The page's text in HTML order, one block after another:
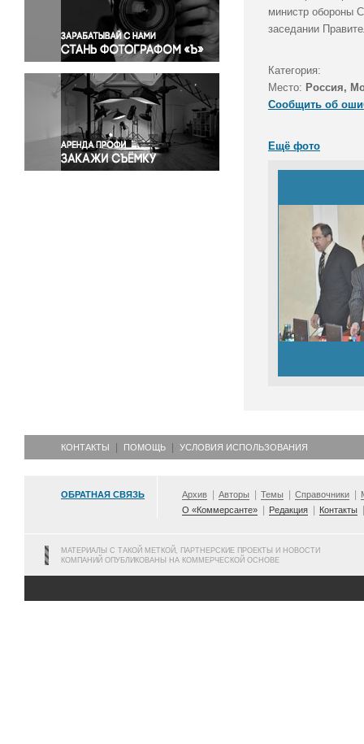
Правосудие
Происшествия и конфликты
Религия
Светская жизнь
Спорт
Экология
Экономика и бизнес
министр обороны
заседании
Категория:
Место: Россия,
Сообщить об
Ещё фото
КОНТАКТЫ ПОМОЩЬ УСЛОВИЯ ИСПОЛЬЗОВАНИЯ
ОБРАТНАЯ СВЯЗЬ Архив Авторы Темы Справочники
О «Коммерсанте»
Редакция Контакты
МАТЕРИАЛЫ С ТАКОЙ МЕТКОЙ, ПАРТНЕРСКИЕ ПРОЕКТЫ И НОВОСТИ
КОМПАНИЙ ОПУБЛИКОВАНЫ НА КОММЕРЧЕСКОЙ ОСНОВЕ